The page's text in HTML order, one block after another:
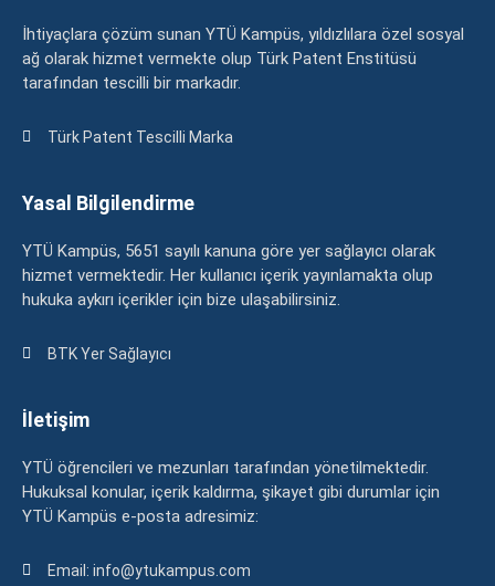
İhtiyaçlara çözüm sunan YTÜ Kampüs, yıldızlılara özel sosyal
ağ olarak hizmet vermekte olup Türk Patent Enstitüsü
tarafından tescilli bir markadır.
Türk Patent Tescilli Marka
Yasal Bilgilendirme
YTÜ Kampüs, 5651 sayılı kanuna göre yer sağlayıcı olarak
hizmet vermektedir. Her kullanıcı içerik yayınlamakta olup
hukuka aykırı içerikler için bize ulaşabilirsiniz.
BTK Yer Sağlayıcı
İletişim
YTÜ öğrencileri ve mezunları tarafından yönetilmektedir.
Hukuksal konular, içerik kaldırma, şikayet gibi durumlar için
YTÜ Kampüs e-posta adresimiz:
Email: info@ytukampus.com